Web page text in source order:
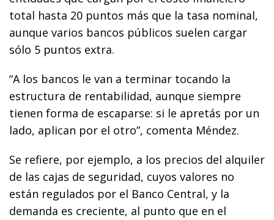
total hasta 20 puntos más que la tasa nominal,
aunque varios bancos públicos suelen cargar
sólo 5 puntos extra.
“A los bancos le van a terminar tocando la
estructura de rentabilidad, aunque siempre
tienen forma de escaparse: si le apretás por un
lado, aplican por el otro”, comenta Méndez.
Se refiere, por ejemplo, a los precios del alquiler
de las cajas de seguridad, cuyos valores no
están regulados por el Banco Central, y la
demanda es creciente, al punto que en el